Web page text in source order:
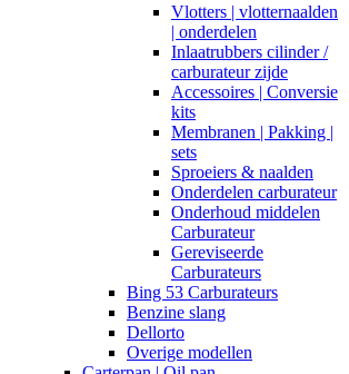
Vlotters | vlotternaalden
| onderdelen
Inlaatrubbers cilinder /
carburateur zijde
Accessoires | Conversie
kits
Membranen | Pakking |
sets
Sproeiers & naalden
Onderdelen carburateur
Onderhoud middelen
Carburateur
Gereviseerde
Carburateurs
Bing 53 Carburateurs
Benzine slang
Dellorto
Overige modellen